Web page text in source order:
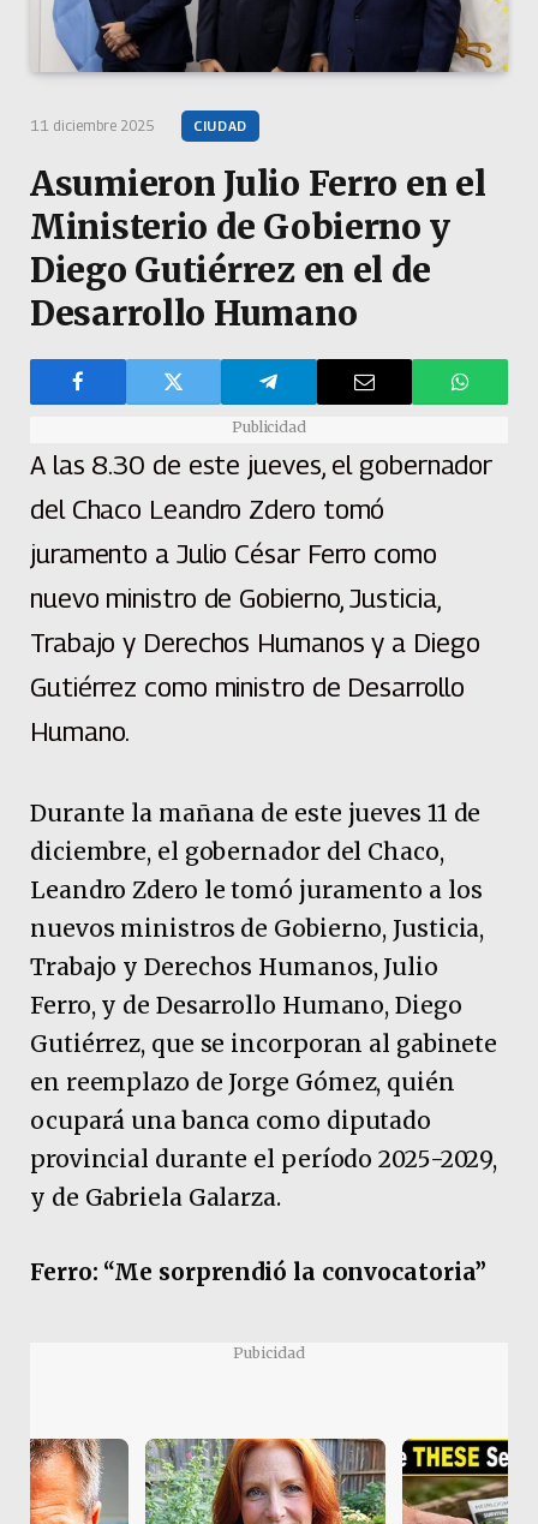
11 diciembre 2025 CIUDAD
Asumieron Julio Ferro en el
Ministerio de Gobierno y
Diego Gutiérrez en el de
Desarrollo Humano
Publicidad
A las 8.30 de este jueves, el gobernador
del Chaco Leandro Zdero tomó
juramento a Julio César Ferro como
nuevo ministro de Gobierno, Justicia,
Trabajo y Derechos Humanos y a Diego
Gutiérrez como ministro de Desarrollo
Humano.
Durante la mañana de este jueves 11 de
diciembre, el gobernador del Chaco,
Leandro Zdero le tomó juramento a los
nuevos ministros de Gobierno, Justicia,
Trabajo y Derechos Humanos, Julio
Ferro, y de Desarrollo Humano, Diego
Gutiérrez, que se incorporan al gabinete
en reemplazo de Jorge Gómez, quién
ocupará una banca como diputado
provincial durante el período 2025-2029,
y de Gabriela Galarza.
Ferro: “Me sorprendió la convocatoria”
Pubicidad